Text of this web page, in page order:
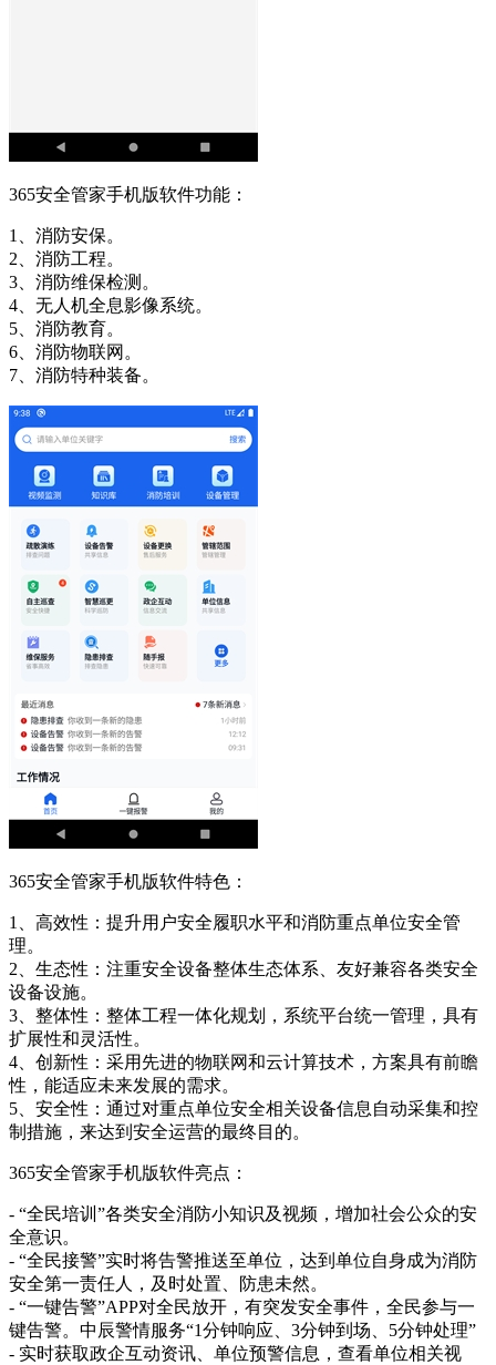
365安全管家手机版软件功能：
1、消防安保。
2、消防工程。
3、消防维保检测。
4、无人机全息影像系统。
5、消防教育。
6、消防物联网。
7、消防特种装备。
365安全管家手机版软件特色：
1、高效性：提升用户安全履职水平和消防重点单位安全管
理。
2、生态性：注重安全设备整体生态体系、友好兼容各类安全
设备设施。
3、整体性：整体工程一体化规划，系统平台统一管理，具有
扩展性和灵活性。
4、创新性：采用先进的物联网和云计算技术，方案具有前瞻
性，能适应未来发展的需求。
5、安全性：通过对重点单位安全相关设备信息自动采集和控
制措施，来达到安全运营的最终目的。
365安全管家手机版软件亮点：
- “全民培训”各类安全消防小知识及视频，增加社会公众的安
全意识。
- “全民接警”实时将告警推送至单位，达到单位自身成为消防
安全第一责任人，及时处置、防患未然。
- “一键告警”APP对全民放开，有突发安全事件，全民参与一
键告警。中辰警情服务“1分钟响应、3分钟到场、5分钟处理”
- 实时获取政企互动资讯、单位预警信息，查看单位相关视